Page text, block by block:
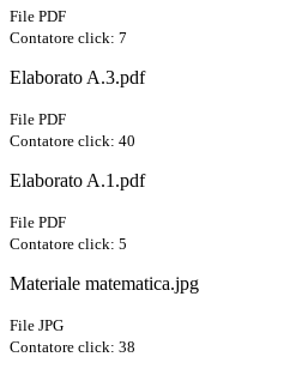
File PDF
Contatore click: 7
Elaborato A.3.pdf
File PDF
Contatore click: 40
Elaborato A.1.pdf
File PDF
Contatore click: 5
Materiale matematica.jpg
File JPG
Contatore click: 38